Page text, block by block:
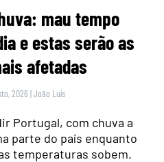
mau tempo
e estas serão as
afetadas
2026 |João Luís
Portugal, com chuva a
parte do país enquanto
temperaturas sobem.